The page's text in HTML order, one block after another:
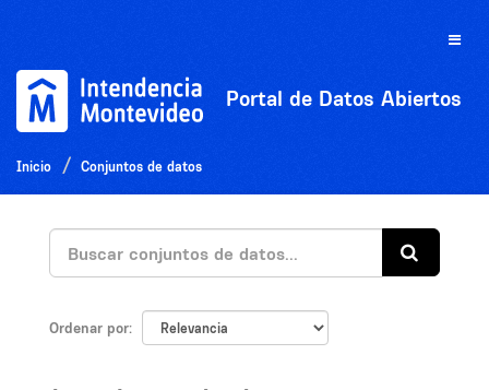
Toggle
Portal de Datos Abiertos
Inicio Conjuntos de datos
Ordenar por